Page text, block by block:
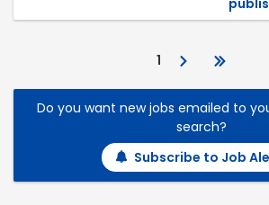
1
Do you want new jobs emailed to
search?
Subscribe to Job